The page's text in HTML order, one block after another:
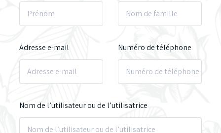
Adresse e-mail Numéro de téléphone
Nom de l’utilisateur ou de l’utilisatrice